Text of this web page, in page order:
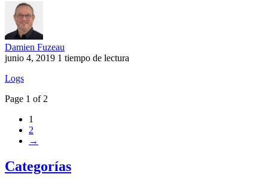
Damien Fuzeau
junio 4, 2019 1 tiempo de lectura
Logs
Page 1 of 2
1
2
→
Categorías